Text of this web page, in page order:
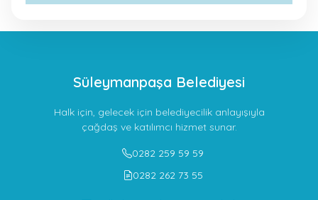
Süleymanpaşa Belediyesi
Halk için, gelecek için belediyecilik anlayışıyla
çağdaş ve katılımcı hizmet sunar.
0282 259 59 59
0282 262 73 55